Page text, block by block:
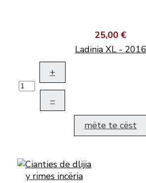
25,00 €
Ladinia XL - 2016
+
–
mëte te cëst